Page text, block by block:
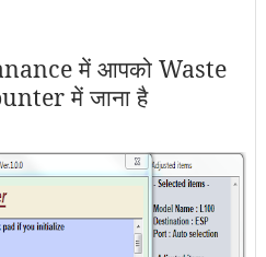
में आपको Waste
में जाना है